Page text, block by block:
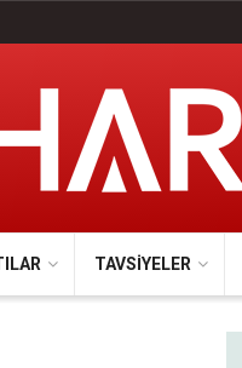
TAVSIYELER